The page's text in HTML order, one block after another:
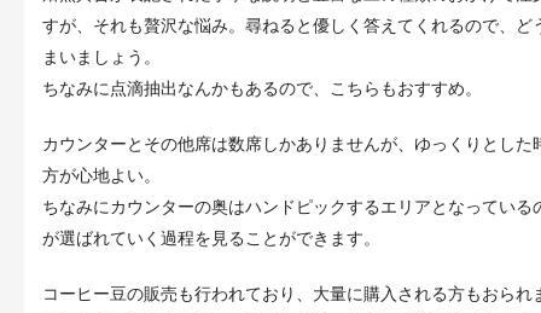
すが、それも贅沢な悩み。尋ねると優しく答えてくれるので、
まいましょう。
ちなみに点滴抽出なんかもあるので、こちらもおすすめ。
カウンターとその他席は数席しかありませんが、ゆっくりとし
方が心地よい。
ちなみにカウンターの奥はハンドピックするエリアとなってい
が選ばれていく過程を見ることができます。
コーヒー豆の販売も行われており、大量に購入される方もおられ